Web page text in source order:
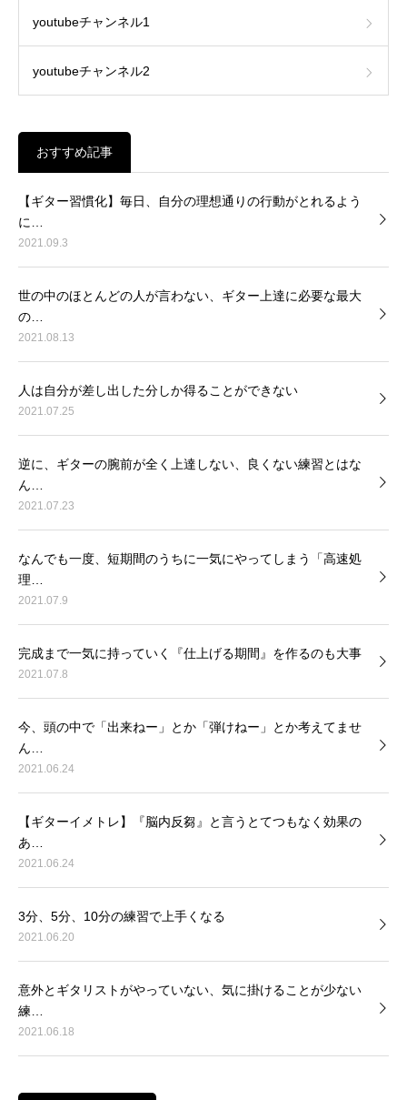
youtubeチャンネル1
youtubeチャンネル2
おすすめ記事
【ギター習慣化】毎日、自分の理想通りの行動がとれるよう
に…
2021.09.3
世の中のほとんどの人が言わない、ギター上達に必要な最大
の…
2021.08.13
人は自分が差し出した分しか得ることができない
2021.07.25
逆に、ギターの腕前が全く上達しない、良くない練習とはな
ん…
2021.07.23
なんでも一度、短期間のうちに一気にやってしまう「高速処
理…
2021.07.9
完成まで一気に持っていく『仕上げる期間』を作るのも大事
2021.07.8
今、頭の中で「出来ねー」とか「弾けねー」とか考えてませ
ん…
2021.06.24
【ギターイメトレ】『脳内反芻』と言うとてつもなく効果の
あ…
2021.06.24
3分、5分、10分の練習で上手くなる
2021.06.20
意外とギタリストがやっていない、気に掛けることが少ない
練…
2021.06.18